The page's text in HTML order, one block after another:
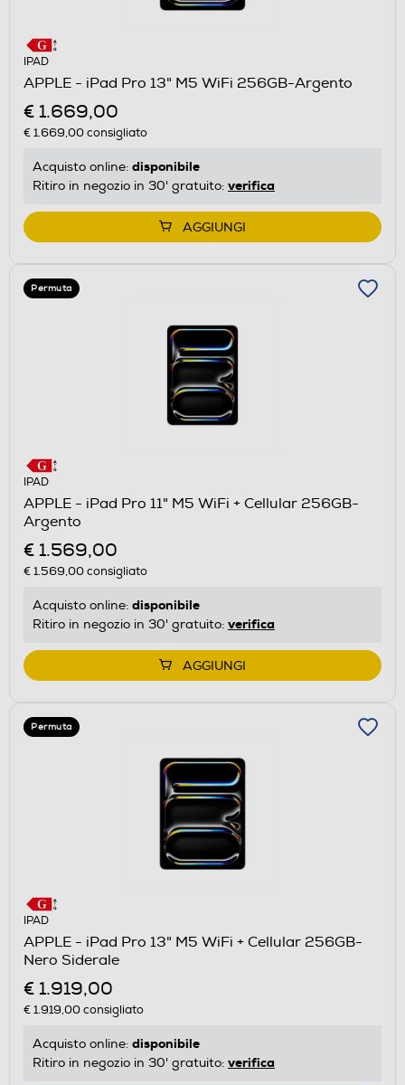
IPAD
APPLE - iPad Pro 13" M5 WiFi 256GB-Argento
€ 1.669,00
€ 1.669,00consigliato
Acquisto online: disponibile
Ritiro in negozio in 30' gratuito: verifica
AGGIUNGI
Permuta
IPAD
APPLE - iPad Pro 11" M5 WiFi + Cellular 256GB-
Argento
€ 1.569,00
€ 1.569,00consigliato
Acquisto online: disponibile
Ritiro in negozio in 30' gratuito: verifica
AGGIUNGI
Permuta
IPAD
APPLE - iPad Pro 13" M5 WiFi + Cellular 256GB-
Nero Siderale
€ 1.919,00
€ 1.919,00consigliato
Acquisto online: disponibile
Ritiro in negozio in 30' gratuito: verifica